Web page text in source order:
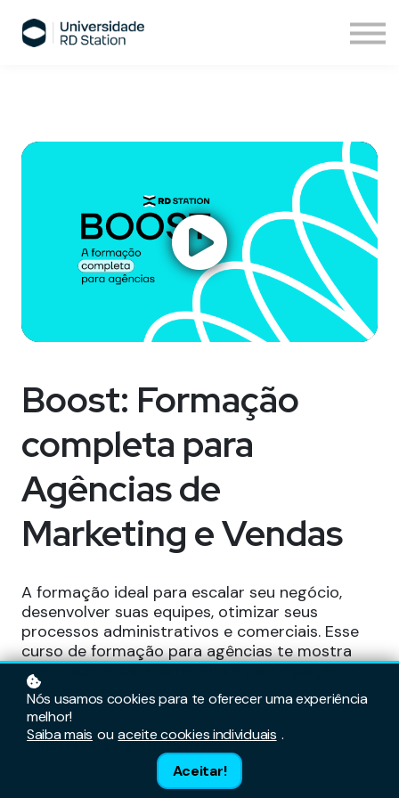
Assinatura de cursos
Boost: Formação
completa para
Agências de
Marketing e Vendas
A formação ideal para escalar seu negócio,
desenvolver suas equipes, otimizar seus
processos administrativos e comerciais. Esse
curso de formação para agências te mostra
como aumentar sua receita e participação no
mercado.
Inscreva-se gratuitamente
Nós usamos cookies para te oferecer uma experiência
melhor!
Saiba mais ou aceite cookies individuais .
Aceitar!